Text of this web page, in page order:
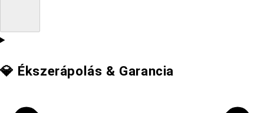
💎 Ékszerápolás & Garancia